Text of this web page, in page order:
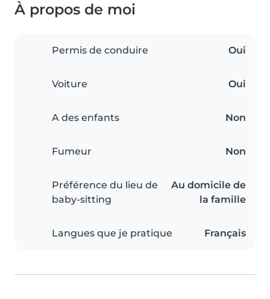
À propos de moi
Permis de conduire Oui
Voiture Oui
A des enfants Non
Fumeur Non
Préférence du lieu de
baby-sitting
Au domicile de
la famille
Langues que je pratique Français